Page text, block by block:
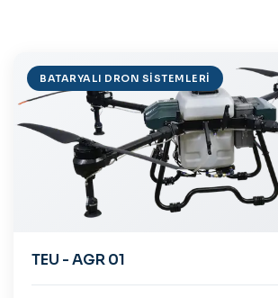
BATARYALI DRON SISTEMLERI
TEU - AGR 01